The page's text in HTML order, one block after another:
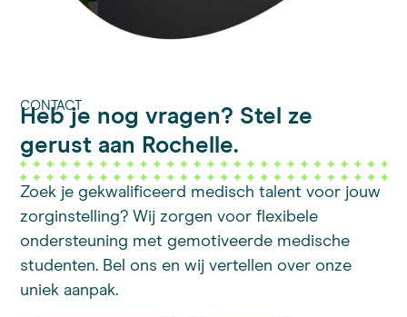
CONTACT
Heb je nog vragen? Stel ze
gerust aan Rochelle.
Zoek je gekwalificeerd medisch talent voor jouw
zorginstelling? Wij zorgen voor flexibele
ondersteuning met gemotiveerde medische
studenten. Bel ons en wij vertellen over onze
uniek aanpak.